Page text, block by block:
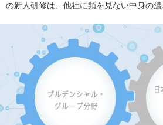
の新人研修は、他社に類を見ない中身の濃